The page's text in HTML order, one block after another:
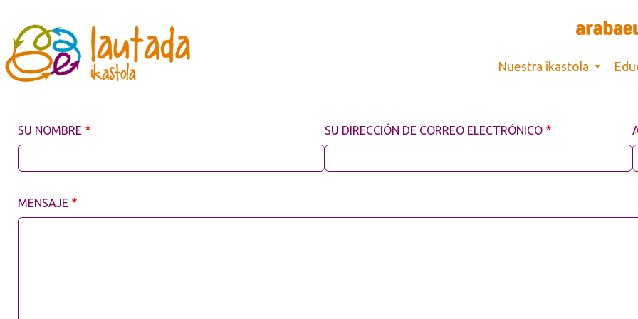
Main
Nuestra ikastola
SU NOMBRE SU DIRECCIÓN DE CORREO ELECTRÓNICO
MENSAJE